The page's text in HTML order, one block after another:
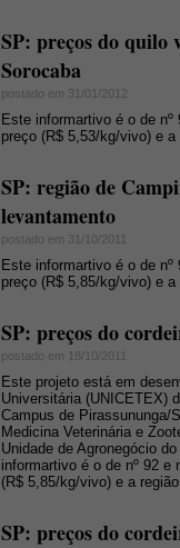
SP: preços do quilo
Sorocaba
postado em 31/01/2012
Este informartivo é o de
preço (R$ 5,53/kg/vivo) e
SP: região de
levantamento
postado em 31/10/2011
Este informartivo é o de
preço (R$ 5,85/kg/vivo) e
SP: preços do
postado em 18/10/2011
Este projeto está em
Universitária (UNICETEX)
Campus de Pirassununga/
Medicina Veterinária e
Unidade de Agronegócio
informartivo é o de nº 92 e
(R$ 5,85/kg/vivo) e a
SP: preços do